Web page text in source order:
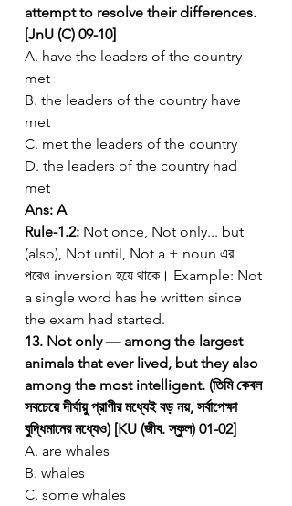
attempt to resolve their differences.
[JnU (C) 09-10]
A. have the leaders of the country
met
B. the leaders of the country have
met
C. met the leaders of the country
D. the leaders of the country had
met
Ans: A
Rule-1.2: Not once, Not only... but
(also), Not until, Not a + noun এর
পরেও inversion হয়ে থাকে। Example: Not
a single word has he written since
the exam had started.
13. Not only — among the largest
animals that ever lived, but they also
among the most intelligent. (তিমি কেবল
সবচেয়ে দীর্ঘায়ু প্রাণীর মধ্যেই বড় নয়, সর্বাপেক্ষা
বুদ্ধিমানের মধ্যেও) [KU (জীব. স্কুল) 01-02]
A. are whales
B. whales
C. some whales